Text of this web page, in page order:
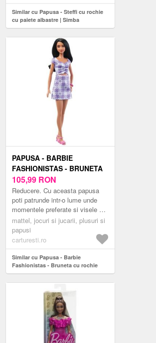
Similar cu Papusa - Steffi cu rochie
cu paiete albastre | Simba
PAPUSA - BARBIE
FASHIONISTAS - BRUNETA
CU ROCHIE MOV | MATTEL
105,99 RON
Reducere. Cu aceasta papusa
poti patrunde intr-o lume unde
momentele preferate si visele se
unesc si prind aripi, aici
imaginatia nu are limite.Cei de la
Mat...
mattel, jocuri si jucarii, plusuri si
papusi
carturesti.ro
Similar cu Papusa - Barbie
Fashionistas - Bruneta cu rochie
mov | Mattel